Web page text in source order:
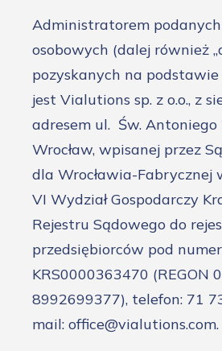
Administratorem
osobowych (dalej również
pozyskanych na
jest Vialutions sp. z o.o., z
adresem ul. Św. Antoniego
Wrocław, wpisanej przez
dla Wrocławia-Fabrycznej
VI Wydział Gospodarczy
Rejestru Sądowego do
przedsiębiorców pod
KRS0000363470 (REGON
8992699377), telefon: 71
mail: office@vialutions.com.